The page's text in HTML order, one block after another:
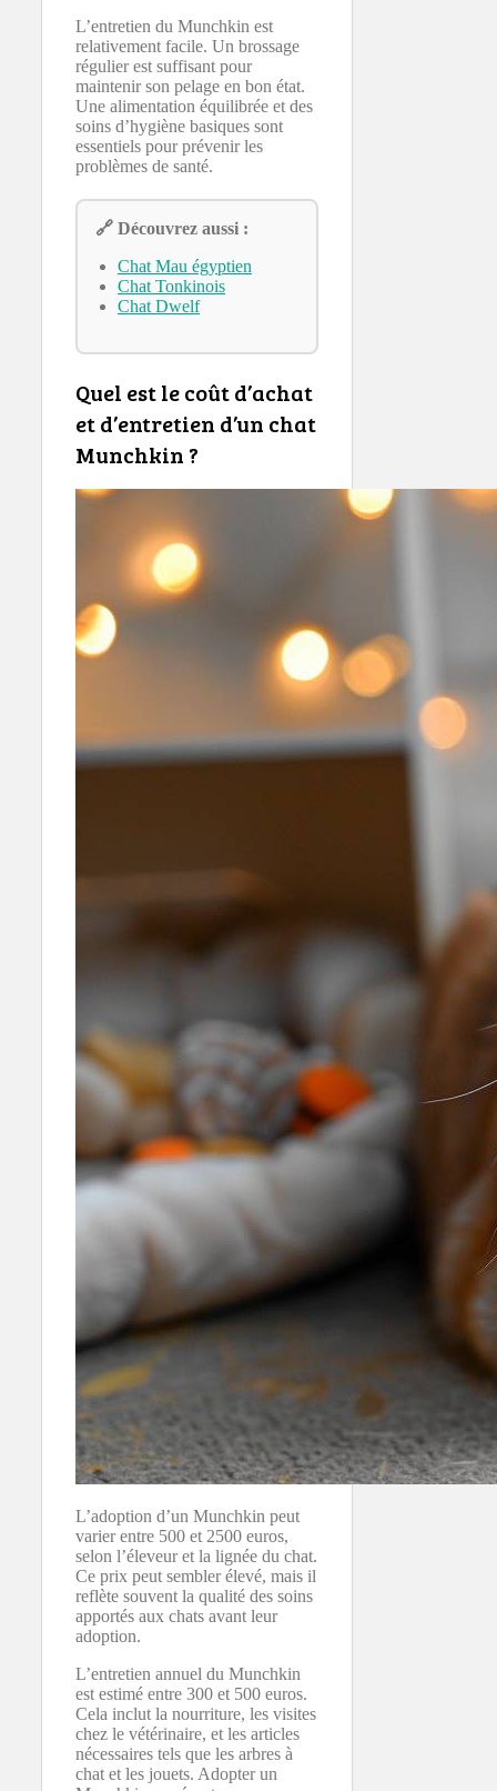
L’entretien du Munchkin est
relativement facile. Un brossage
régulier est suffisant pour
maintenir son pelage en bon état.
Une alimentation équilibrée et des
soins d’hygiène basiques sont
essentiels pour prévenir les
problèmes de santé.
🔗 Découvrez aussi :
Chat Mau égyptien
Chat Tonkinois
Chat Dwelf
Quel est le coût d’achat
et d’entretien d’un chat
Munchkin ?
L’adoption d’un Munchkin peut
varier entre 500 et 2500 euros,
selon l’éleveur et la lignée du chat.
Ce prix peut sembler élevé, mais il
reflète souvent la qualité des soins
apportés aux chats avant leur
adoption.
L’entretien annuel du Munchkin
est estimé entre 300 et 500 euros.
Cela inclut la nourriture, les visites
chez le vétérinaire, et les articles
nécessaires tels que les arbres à
chat et les jouets. Adopter un